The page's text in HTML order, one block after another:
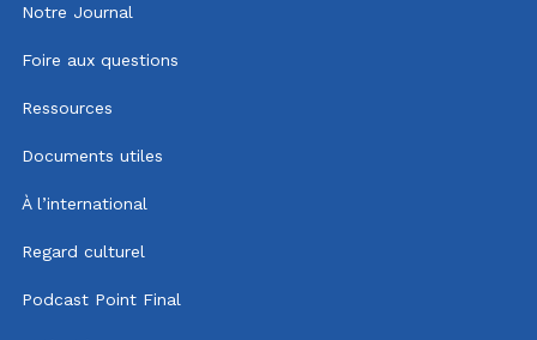
Notre Journal
Foire aux questions
Ressources
Documents utiles
À l’international
Regard culturel
Podcast Point Final